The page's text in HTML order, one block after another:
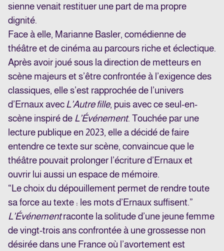
sienne venait restituer une part de ma propre
dignité.
Face à elle, Marianne Basler, comédienne de
théâtre et de cinéma au parcours riche et éclectique.
Après avoir joué sous la direction de metteurs en
scène majeurs et s’être confrontée à l’exigence des
classiques, elle s’est rapprochée de l’univers
d’Ernaux avecL’Autre fille, puis avec ce seul-en-
scène inspiré de L’Événement. Touchée par une
lecture publique en 2023, elle a décidé de faire
entendre ce texte sur scène, convaincue que le
théâtre pouvait prolonger l’écriture d’Ernaux et
ouvrir lui aussi un espace de mémoire.
“Le choix du dépouillement permet de rendre toute
sa force au texte : les mots d’Ernaux suffisent.”
L’Événementraconte la solitude d’une jeune femme
de vingt-trois ans confrontée à une grossesse non
désirée dans une France où l’avortement est